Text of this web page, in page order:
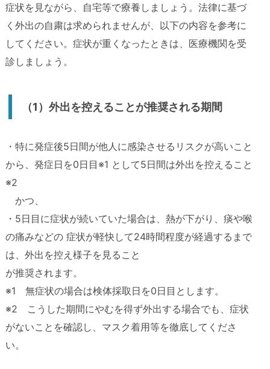
症状を見ながら、自宅等で療養しましょう。法律に基づ
く外出の自粛は求められませんが、以下の内容を参考に
してください。症状が重くなったときは、医療機関を受
診しましょう。
（1）外出を控えることが推奨される期間
・特に発症後5日間が他人に感染させるリスクが高いこと
から、発症日を0日目※1 として5日間は外出を控えること
※2
かつ、
・5日目に症状が続いていた場合は、熱が下がり、痰や喉
の痛みなどの 症状が軽快して24時間程度が経過するまで
は、外出を控え様子を見ること
が推奨されます。
※1 無症状の場合は検体採取日を0日目とします。
※2 こうした期間にやむを得ず外出する場合でも、症状
がないことを確認し、マスク着用等を徹底してくださ
い。